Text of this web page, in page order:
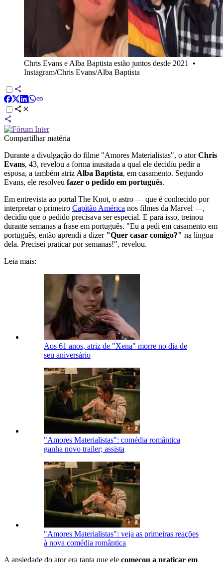
Chris Evans e Alba Baptista estão juntos desde 2021
•
Instagram/Chris Evans/Alba Baptista
Compartilhar matéria
Durante a divulgação do filme "Amores Materialistas", o atorChris
Evans, 43, revelou a forma inusitada a qual ele decidiu pedir a
esposa, a também atriz Alba Baptista, em casamento. Segundo
Evans, ele resolveu fazer o pedido em português.
Em entrevista ao portal The Knot, o astro — que é conhecido por
interpretar o primeiro Capitão América nos filmes da Marvel —,
decidiu que o pedido precisava ser especial. E para isso, treinou
durante semanas a frase em português. "Eu a pedi em casamento em
português, então aprendi a dizer "Quer casar comigo?" na língua
dela. Precisei praticar por semanas!", revelou.
Leia mais:
Aos 61 anos, atriz de "Xena" morre no dia de
seu aniversário
"Amores Materialistas": comédia romântica
ganha novo trailer; assista
"Amores Materialistas": veja as primeiras reações
à nova comédia romântica
A ansiedade do ator era tanta que ele começou a praticar em